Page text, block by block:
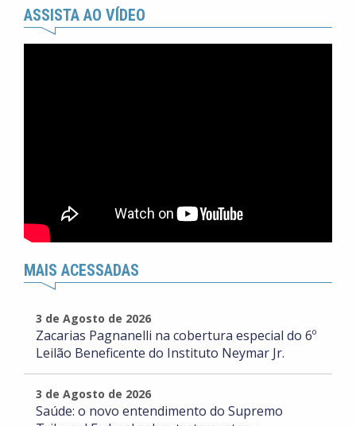
ASSISTA AO VÍDEO
MAIS ACESSADAS
3 de Agosto de 2026
Zacarias Pagnanelli na cobertura especial do 6º
Leilão Beneficente do Instituto Neymar Jr.
3 de Agosto de 2026
Saúde: o novo entendimento do Supremo